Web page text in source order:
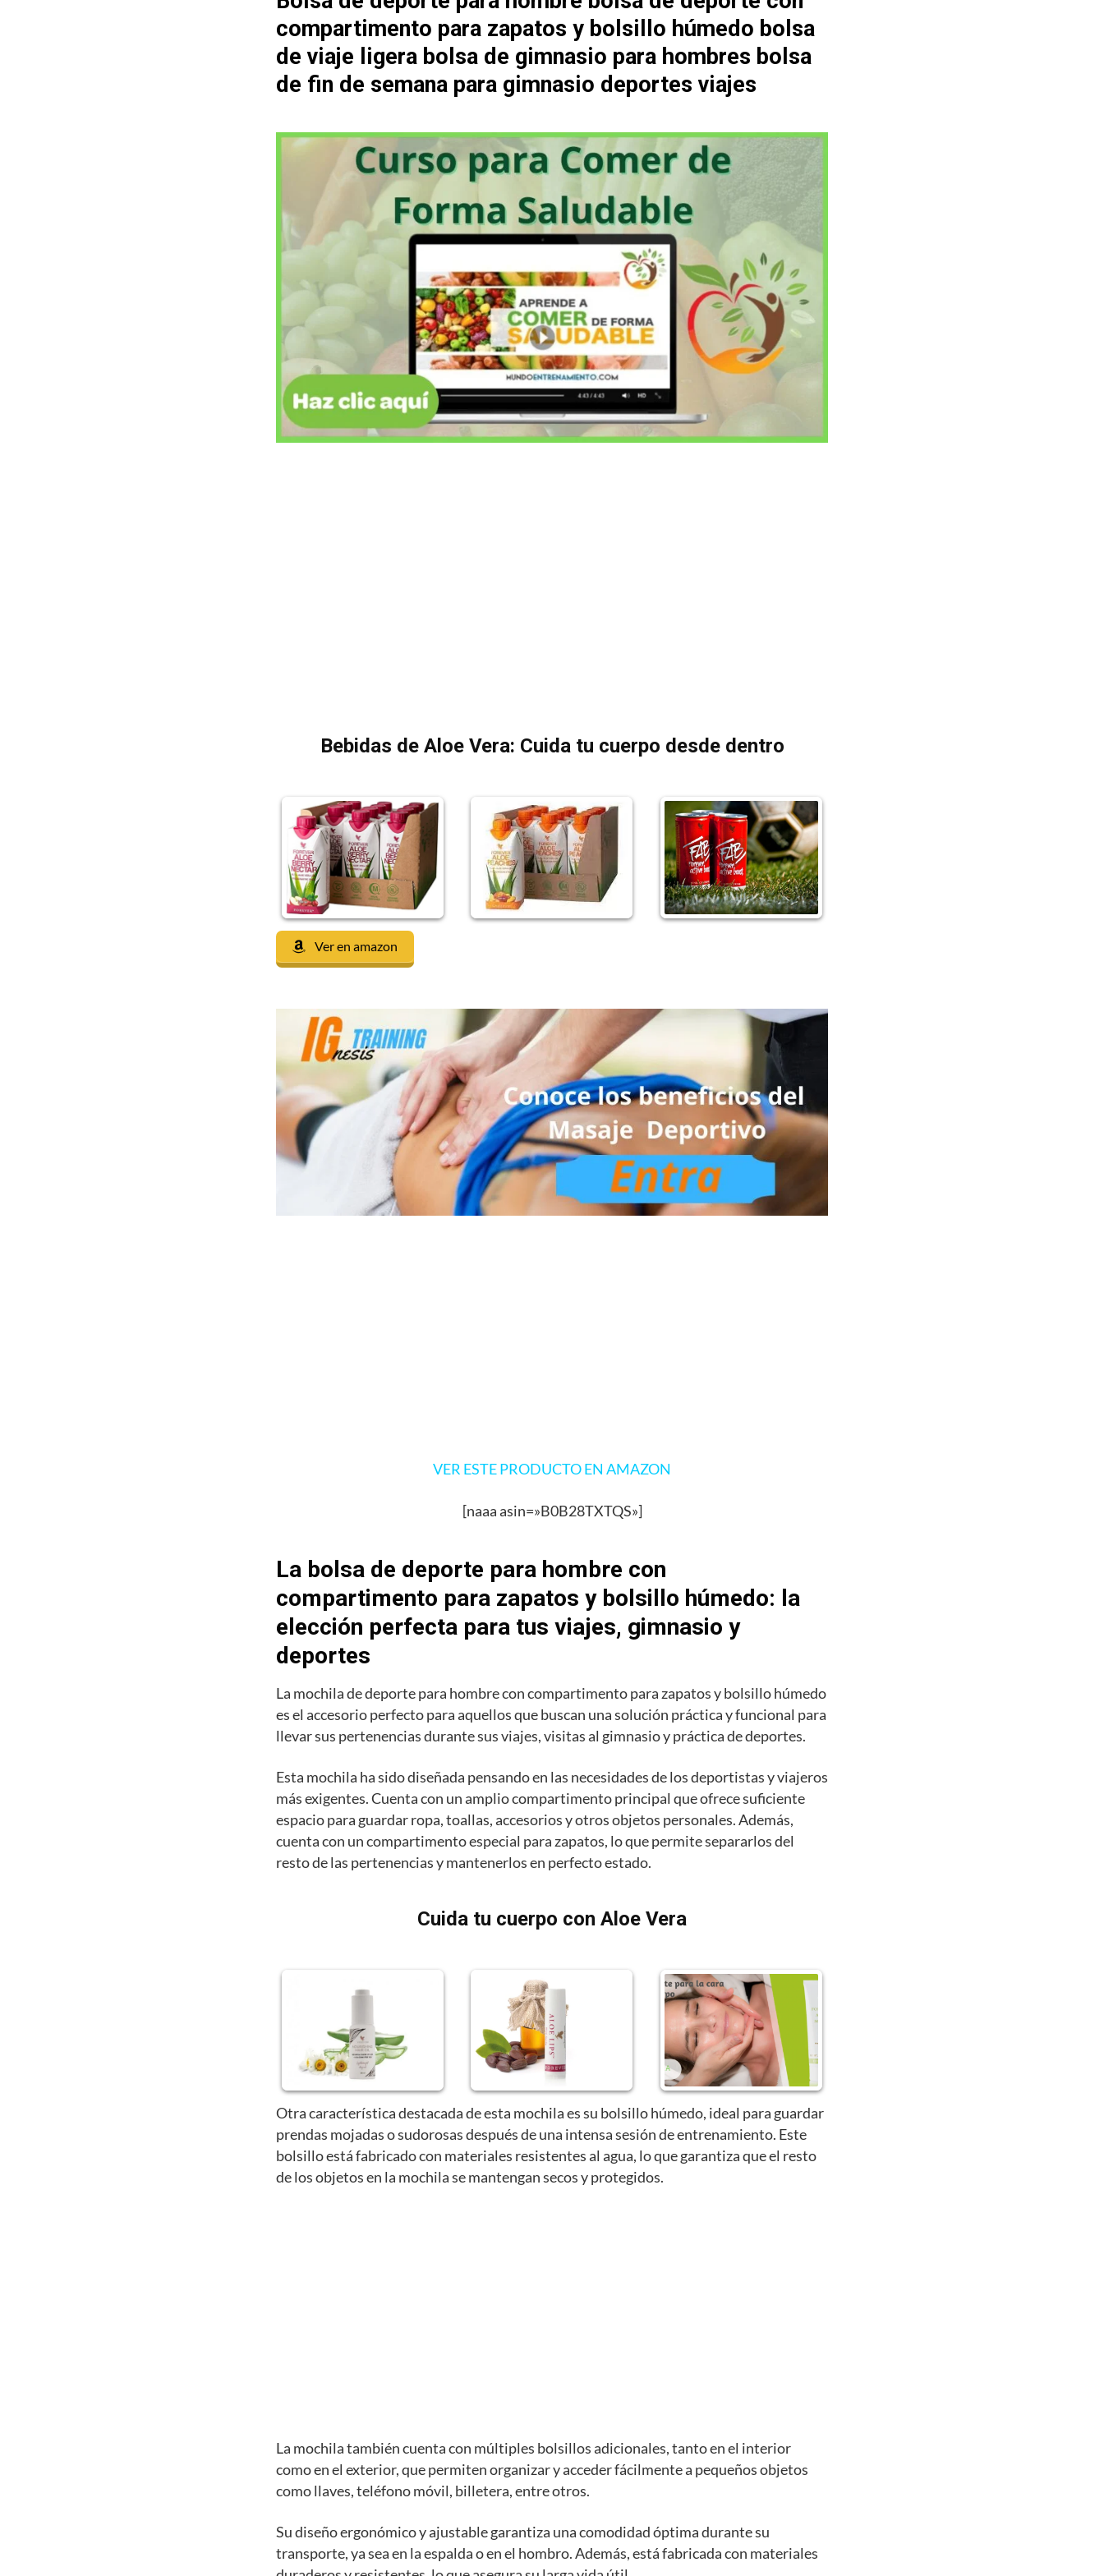
compartimento para zapatos y bolsillo húmedo bolsa
de viaje ligera bolsa de gimnasio para hombres bolsa
de fin de semana para gimnasio deportes viajes
Bebidas de Aloe Vera: Cuida tu cuerpo desde dentro
Ver en amazon
VER ESTE PRODUCTO EN AMAZON
[naaa asin=»B0B28TXTQS»]
La bolsa de deporte para hombre con
compartimento para zapatos y bolsillo húmedo: la
elección perfecta para tus viajes, gimnasio y
deportes
La mochila de deporte para hombre con compartimento para zapatos y bolsillo húmedo
es el accesorio perfecto para aquellos que buscan una solución práctica y funcional para
llevar sus pertenencias durante sus viajes, visitas al gimnasio y práctica de deportes.
Esta mochila ha sido diseñada pensando en las necesidades de los deportistas y viajeros
más exigentes. Cuenta con un amplio compartimento principal que ofrece suficiente
espacio para guardar ropa, toallas, accesorios y otros objetos personales. Además,
cuenta con un compartimento especial para zapatos, lo que permite separarlos del
resto de las pertenencias y mantenerlos en perfecto estado.
Cuida tu cuerpo con Aloe Vera
Otra característica destacada de esta mochila es su bolsillo húmedo, ideal para guardar
prendas mojadas o sudorosas después de una intensa sesión de entrenamiento. Este
bolsillo está fabricado con materiales resistentes al agua, lo que garantiza que el resto
de los objetos en la mochila se mantengan secos y protegidos.
La mochila también cuenta con múltiples bolsillos adicionales, tanto en el interior
como en el exterior, que permiten organizar y acceder fácilmente a pequeños objetos
como llaves, teléfono móvil, billetera, entre otros.
Su diseño ergonómico y ajustable garantiza una comodidad óptima durante su
transporte, ya sea en la espalda o en el hombro. Además, está fabricada con materiales